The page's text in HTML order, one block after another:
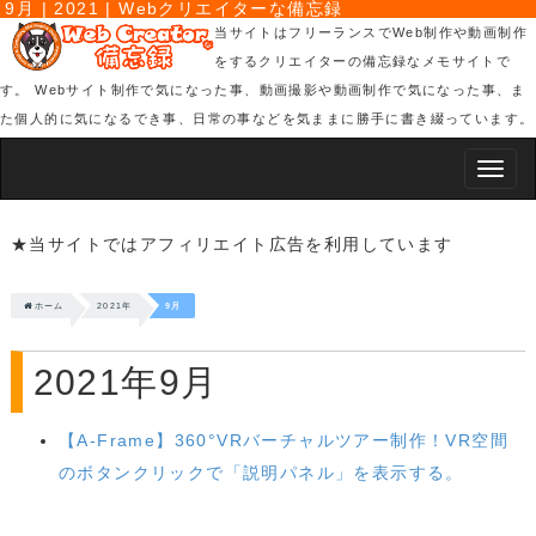
9月 | 2021 | Webクリエイターな備忘録
当サイトはフリーランスでWeb制作や動画制作
をするクリエイターの備忘録なメモサイトで
す。 Webサイト制作で気になった事、動画撮影や動画制作で気になった事、ま
た個人的に気になるでき事、日常の事などを気ままに勝手に書き綴っています。
★当サイトではアフィリエイト広告を利用しています
ホーム 2021年 9月
2021年9月
【A-Frame】360°VRバーチャルツアー制作！VR空間
のボタンクリックで「説明パネル」を表示する。